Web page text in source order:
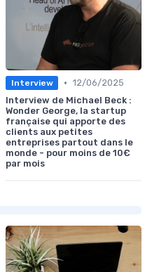
Interview • 12/06/2025
Interview de Michael Beck :
Wonder George, la startup
française qui apporte des
clients aux petites
entreprises partout dans le
monde - pour moins de 10€
par mois